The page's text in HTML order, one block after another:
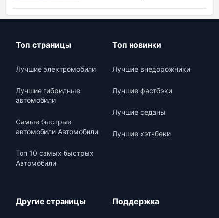
Топ страницы
Лучшие электромобили
Лучшие гибридные
автомобили
Самые быстрые
автомобили Автомобили
Топ 10 самых быстрых
Автомобили
Топ новинки
Лучшие внедорожники
Лучшие фастбэки
Лучшие седаны
Лучшие хэтчбеки
Другие страницы Поддержка